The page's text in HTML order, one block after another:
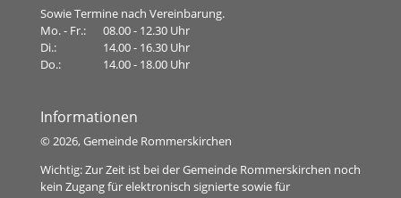
Sowie Termine nach Vereinbarung.
Mo. - Fr.:
08.00 - 12.30 Uhr
Di.:
14.00 - 16.30 Uhr
Do.:
14.00 - 18.00 Uhr
Informationen
© 2026, Gemeinde Rommerskirchen
Wichtig: Zur Zeit ist bei der Gemeinde Rommerskirchen noch
kein Zugang für elektronisch signierte sowie für